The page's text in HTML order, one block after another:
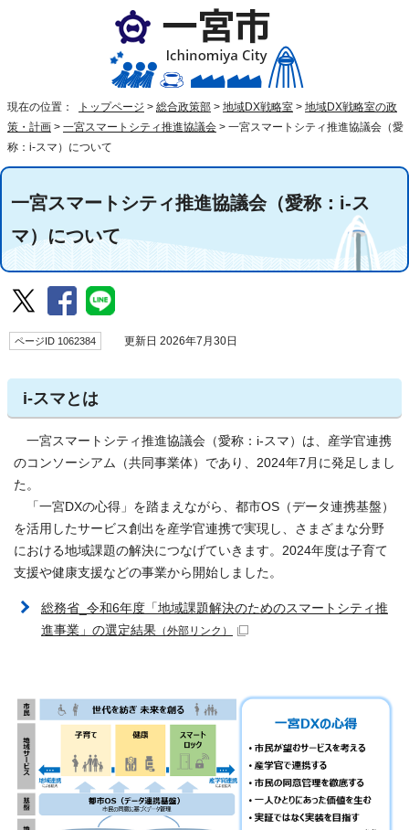
現在の位置： トップページ > 総合政策部 > 地域DX戦略室 > 地域DX戦略室の政
策・計画 > 一宮スマートシティ推進協議会 > 一宮スマートシティ推進協議会（愛
称：i-スマ）について
一宮スマートシティ推進協議会（愛称：i-ス
マ）について
ページID 1062384 更新日 2026年7月30日
i-スマとは
一宮スマートシティ推進協議会（愛称：i-スマ）は、産学官連携
のコンソーシアム（共同事業体）であり、2024年7月に発足しまし
た。
「一宮DXの心得」を踏まえながら、都市OS（データ連携基盤）
を活用したサービス創出を産学官連携で実現し、さまざまな分野
における地域課題の解決につなげていきます。2024年度は子育て
支援や健康支援などの事業から開始しました。
総務省_令和6年度「地域課題解決のためのスマートシティ推
進事業」の選定結果 （外部リンク）